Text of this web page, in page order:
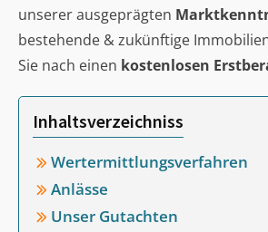
unserer ausgeprägten
bestehende & zukünftige
Sie nach einen kostenlosen
Inhaltsverzeichniss
Wertermittlungsverfahren
Anlässe
Unser Gutachten